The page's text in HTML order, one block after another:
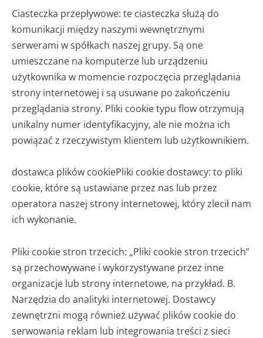
Ciasteczka przepływowe: te ciasteczka służą do
komunikacji między naszymi wewnętrznymi
serwerami w spółkach naszej grupy. Są one
umieszczane na komputerze lub urządzeniu
użytkownika w momencie rozpoczęcia przeglądania
strony internetowej i są usuwane po zakończeniu
przeglądania strony. Pliki cookie typu flow otrzymują
unikalny numer identyfikacyjny, ale nie można ich
powiązać z rzeczywistym klientem lub użytkownikiem.
dostawca plików cookiePliki cookie dostawcy: to pliki
cookie, które są ustawiane przez nas lub przez
operatora naszej strony internetowej, który zlecił nam
ich wykonanie.
Pliki cookie stron trzecich: „Pliki cookie stron trzecich”
są przechowywane i wykorzystywane przez inne
organizacje lub strony internetowe, na przykład. B.
Narzędzia do analityki internetowej. Dostawcy
zewnętrzni mogą również używać plików cookie do
serwowania reklam lub integrowania treści z sieci